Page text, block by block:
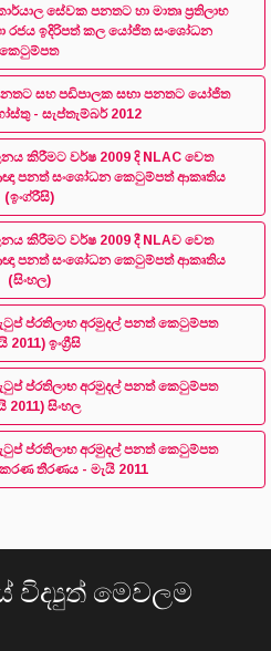
සේවක පනතට හා මාතෘ ප්‍රතිලාභ
රජය ඉදිරිපත් කල යෝජිත සංශෝධන
කෙටුම්පත
සහ පඩිපාලක සභා පනතට යෝජිත
- සැප්තැම්බර් 2012
කිරීමට වර්ෂ 2009 දි NLAC වෙත
පනත් සංශෝධන කෙටුම්පත් ආකෘතිය
(ඉංග්රීසි)
කිරීමට වර්ෂ 2009 දී NLAච වෙත
පනත් සංශෝධන කෙටුම්පත් ආකෘතිය
(සිංහල)
ප්රතිලාභ අරමුදල් පනත් කෙටුම්පත
2011) ඉංග්‍රීසි
ප්රතිලාභ අරමුදල් පනත් කෙටුම්පත
2011) සිංහල
ප්රතිලාභ අරමුදල් පනත් කෙටුම්පත
තීරණය - මැයි 2011
විද්‍යුත් මෙවලම